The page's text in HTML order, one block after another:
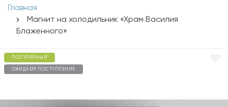
Главная
Магнит на холодильник «Храм Василия
Блаженного»
ПОПУЛЯРНЫЙ
ОЖИДАЕМ ПОСТУПЛЕНИЕ